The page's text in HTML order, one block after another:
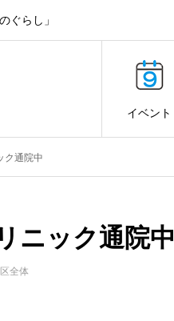
ぐらし」
イベント
ク通院中
ニック通院中
全体